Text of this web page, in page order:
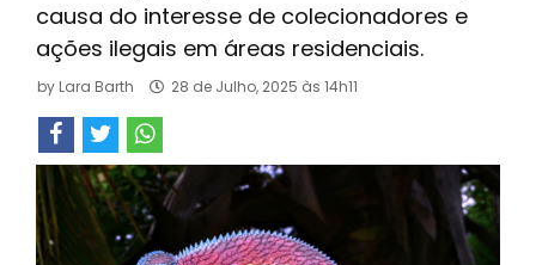
causa do interesse de colecionadores e
ações ilegais em áreas residenciais.
by Lara Barth 28 de Julho, 2025 às 14h11